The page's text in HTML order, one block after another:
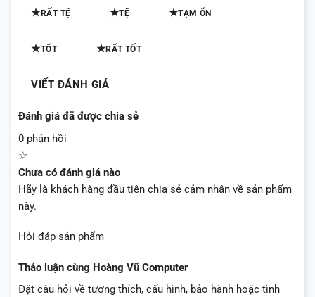
★RẤT TỆ ★TỆ ★TẠM ỔN
★TỐT ★RẤT TỐT
VIẾT ĐÁNH GIÁ
Đánh giá đã được chia sẻ
0 phản hồi
☆
Chưa có đánh giá nào
Hãy là khách hàng đầu tiên chia sẻ cảm nhận về sản phẩm
này.
Hỏi đáp sản phẩm
Thảo luận cùng Hoàng Vũ Computer
Đặt câu hỏi về tương thích, cấu hình, bảo hành hoặc tình